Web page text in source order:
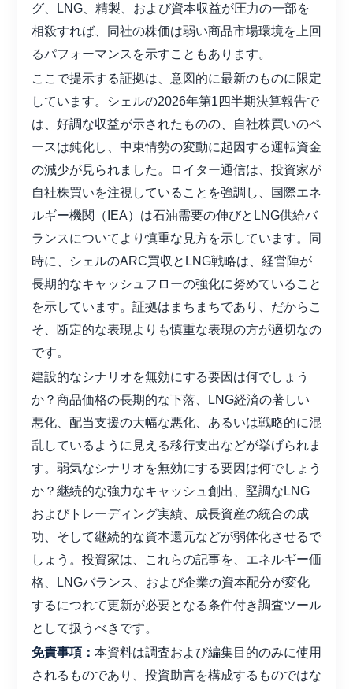
グ、LNG、精製、および資本収益が圧力の一部を
相殺すれば、同社の株価は弱い商品市場環境を上回
るパフォーマンスを示すこともあります。
ここで提示する証拠は、意図的に最新のものに限定
しています。シェルの2026年第1四半期決算報告で
は、好調な収益が示されたものの、自社株買いのペ
ースは鈍化し、中東情勢の変動に起因する運転資金
の減少が見られました。ロイター通信は、投資家が
自社株買いを注視していることを強調し、国際エネ
ルギー機関（IEA）は石油需要の伸びとLNG供給バ
ランスについてより慎重な見方を示しています。同
時に、シェルのARC買収とLNG戦略は、経営陣が
長期的なキャッシュフローの強化に努めていること
を示しています。証拠はまちまちであり、だからこ
そ、断定的な表現よりも慎重な表現の方が適切なの
です。
建設的なシナリオを無効にする要因は何でしょう
か？商品価格の長期的な下落、LNG経済の著しい
悪化、配当支援の大幅な悪化、あるいは戦略的に混
乱しているように見える移行支出などが挙げられま
す。弱気なシナリオを無効にする要因は何でしょう
か？継続的な強力なキャッシュ創出、堅調なLNG
およびトレーディング実績、成長資産の統合の成
功、そして継続的な資本還元などが弱体化させるで
しょう。投資家は、これらの記事を、エネルギー価
格、LNGバランス、および企業の資本配分が変化
するにつれて更新が必要となる条件付き調査ツール
として扱うべきです。
免責事項： 本資料は調査および編集目的のみに使用
されるものであり、投資助言を構成するものではな